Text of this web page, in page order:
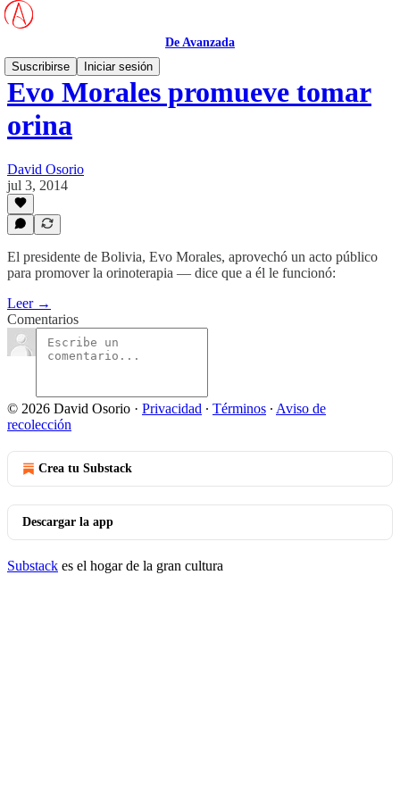
De Avanzada
Suscribirse
Iniciar sesión
Evo Morales promueve tomar
orina
David Osorio
jul 3, 2014
El presidente de Bolivia, Evo Morales, aprovechó un acto público
para promover la orinoterapia — dice que a él le funcionó:
Leer →
Comentarios
© 2026 David Osorio · Privacidad ∙ Términos ∙ Aviso de
recolección
Crea tu Substack
Descargar la app
Substack es el hogar de la gran cultura